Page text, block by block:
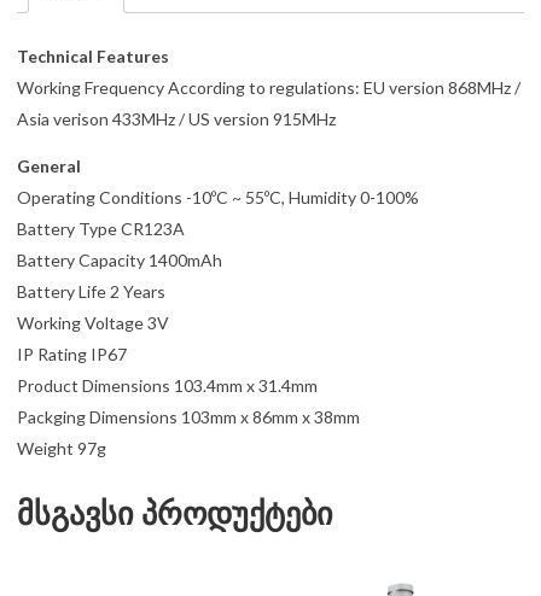
Technical Features
Working Frequency According to regulations: EU version 868MHz /
Asia verison 433MHz / US version 915MHz
General
Operating Conditions -10ºC ~ 55ºC, Humidity 0-100%
Battery Type CR123A
Battery Capacity 1400mAh
Battery Life 2 Years
Working Voltage 3V
IP Rating IP67
Product Dimensions 103.4mm x 31.4mm
Packging Dimensions 103mm x 86mm x 38mm
Weight 97g
მსგავსი პროდუქტები